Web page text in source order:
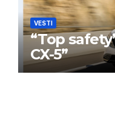
VESTI
“Top
CX-5”